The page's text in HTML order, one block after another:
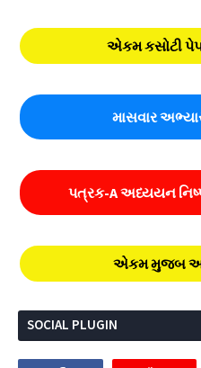
એકમ કસોટી
માસવાર
પત્રક-A અધ્યયન
એકમ મુજબ
SOCIAL PLUGIN